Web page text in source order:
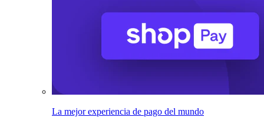
La mejor experiencia de pago del mundo